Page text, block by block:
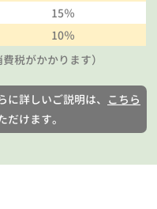
15％
10％
税がかかります）
詳しいご説明は、 こちら
だけます。